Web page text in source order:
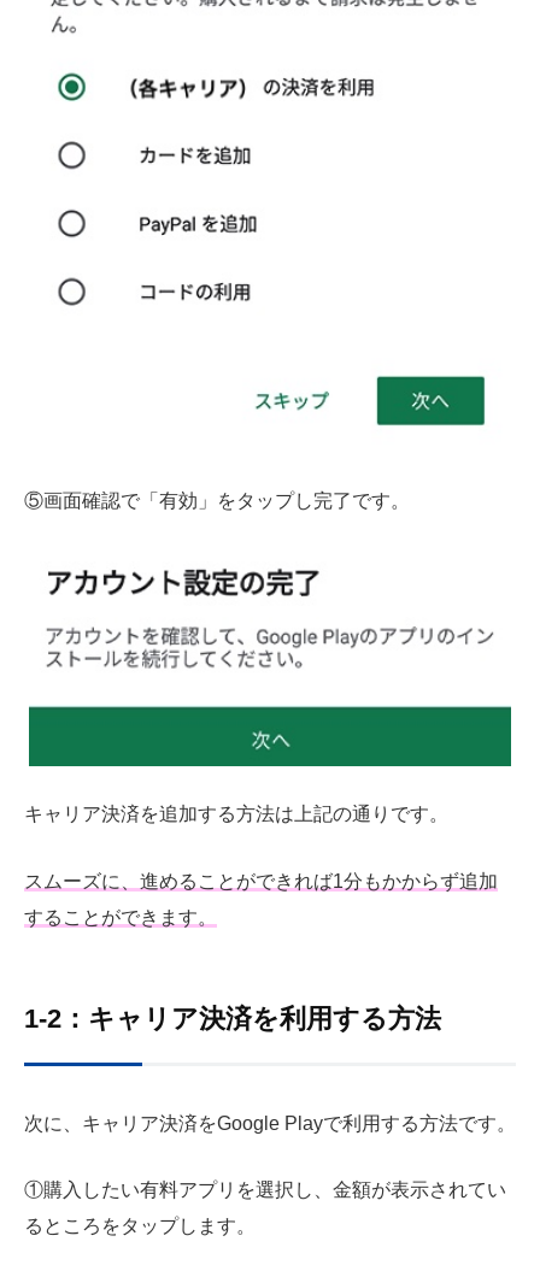
⑤画面確認で「有効」をタップし完了です。
キャリア決済を追加する方法は上記の通りです。
スムーズに、進めることができれば1分もかからず追加
することができます。
1-2：キャリア決済を利用する方法
次に、キャリア決済をGoogle Playで利用する方法です。
①購入したい有料アプリを選択し、金額が表示されてい
るところをタップします。